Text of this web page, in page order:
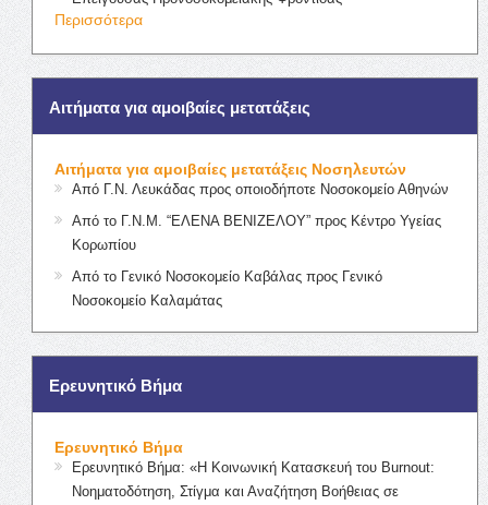
Περισσότερα
Αιτήματα για αμοιβαίες μετατάξεις
Αιτήματα για αμοιβαίες μετατάξεις Νοσηλευτών
Από Γ.Ν. Λευκάδας προς οποιοδήποτε Νοσοκομείο Αθηνών
Από το Γ.Ν.Μ. “ΕΛΕΝΑ ΒΕΝΙΖΕΛΟΥ” προς Κέντρο Υγείας
Κορωπίου
Από το Γενικό Νοσοκομείο Καβάλας προς Γενικό
Νοσοκομείο Καλαμάτας
Ερευνητικό Βήμα
Ερευνητικό Βήμα
Ερευνητικό Βήμα: «Η Κοινωνική Κατασκευή του Burnout:
Νοηματοδότηση, Στίγμα και Αναζήτηση Βοήθειας σε